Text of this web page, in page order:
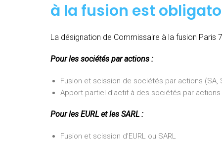
à la fusion est
La désignation de Commissaire à la fusion
Pour les sociétés par actions :
Fusion et scission de sociétés par actions (SA,
Apport partiel d’actif à des sociétés par actions
Pour les EURL et les SARL :
Fusion et scission d’EURL ou SARL